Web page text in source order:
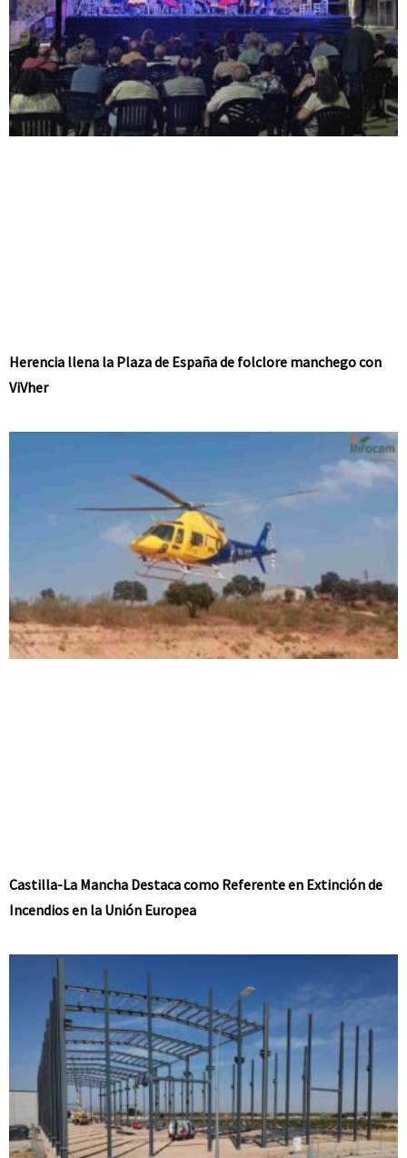
Herencia llena la Plaza de España de folclore manchego con
ViVher
Castilla-La Mancha Destaca como Referente en Extinción de
Incendios en la Unión Europea